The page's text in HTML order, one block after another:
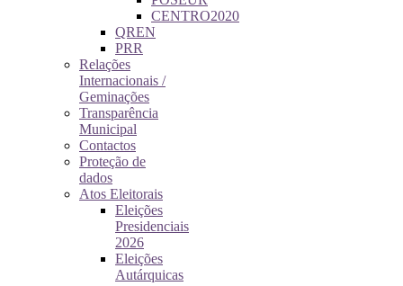
CENTRO2020
QREN
PRR
Relações
Internacionais /
Geminações
Transparência
Municipal
Contactos
Proteção de
dados
Atos Eleitorais
Eleições
Presidenciais
2026
Eleições
Autárquicas